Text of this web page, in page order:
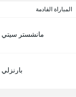
المباراة القادمة
مانشستر سيتي
بارنزلي